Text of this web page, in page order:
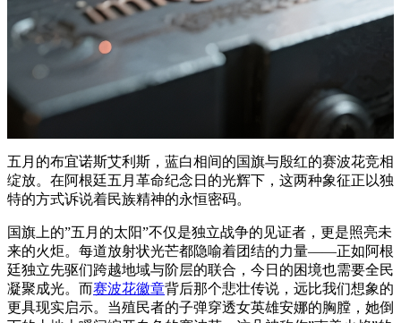
五月的布宜诺斯艾利斯，蓝白相间的国旗与殷红的赛波花竞相
绽放。在阿根廷五月革命纪念日的光辉下，这两种象征正以独
特的方式诉说着民族精神的永恒密码。
国旗上的”五月的太阳”不仅是独立战争的见证者，更是照亮未
来的火炬。每道放射状光芒都隐喻着团结的力量——正如阿根
廷独立先驱们跨越地域与阶层的联合，今日的困境也需要全民
凝聚成光。而赛波花徽章背后那个悲壮传说，远比我们想象的
更具现实启示。当殖民者的子弹穿透女英雄安娜的胸膛，她倒